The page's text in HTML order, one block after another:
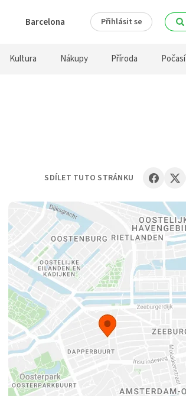
Barcelona Přihlásit se
Kultura Nákupy Příroda Počasí
SDÍLET TUTO STRÁNKU